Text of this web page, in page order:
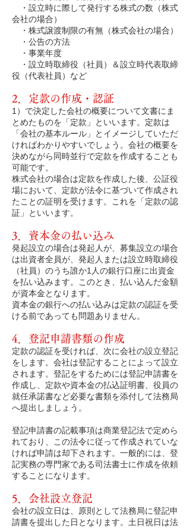
・設立時に際して発行する株式の数（株式
会社の場合）
・株式譲渡制限の有無（株式会社の場合）
・公告の方法
・事業年度
・設立時取締役（社員）＆設立時代表取締
役（代表社員）など
2．定款の作成・認証
1）で決定した会社の概要について文書にま
とめたものを「定款」といいます。定款は
「会社の基本ルール」とイメージしていただ
ければわかりやすいでしょう。会社の概要を
決めながら同時並行で定款を作成することも
可能です。
株式会社の場合は定款を作成した後、公証役
場において、定款が法令に基づいて作成され
たことの証明を受けます。これを「定款の認
証」といいます。
3．資本金の払い込み
発起設立の場合は発起人が、募集設立の場合
は出資者全員が、発起人または設立時取締役
（社員）のうち誰か1人の銀行口座に出資金
を払い込みます。このとき、払い込んだ金額
が資本金となります。
資本金の銀行への払い込みは定款の認証を受
ける前であっても問題ありません。
4．登記申請書類の作成
定款の認証を受ければ、次に会社の設立登記
をします。会社は登記することによって設立
されます。登記をするためには登記申請書を
作成し、定款や資本金の払込証明書、役員の
就任承諾書など必要な書類を添付して法務局
へ提出しましょう。
登記申請書の記載事項は商業登記法で定めら
れており、この法令に従って作成されていな
ければ申請は却下されます。一般的には、登
記実務の専門家である司法書士に作成を依頼
することになります。
5．会社設立登記
会社の設立日は、原則として法務局に登記申
請書を提出した日となります。土日祝日は法